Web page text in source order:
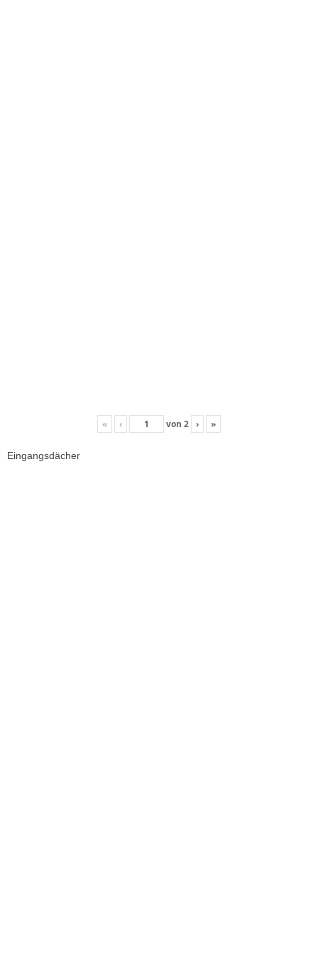
« ‹ von 2 › »
Eingangsdächer